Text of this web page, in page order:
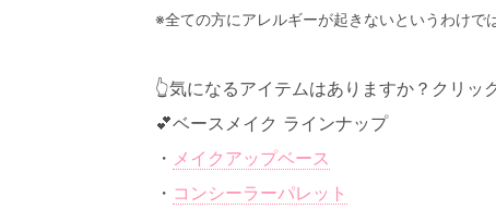
※全ての方にアレルギーが起きないというわけで
👆️気になるアイテムはありますか？クリッ
💕ベースメイク ラインナップ
・ メイクアップベース
・ コンシーラーパレット